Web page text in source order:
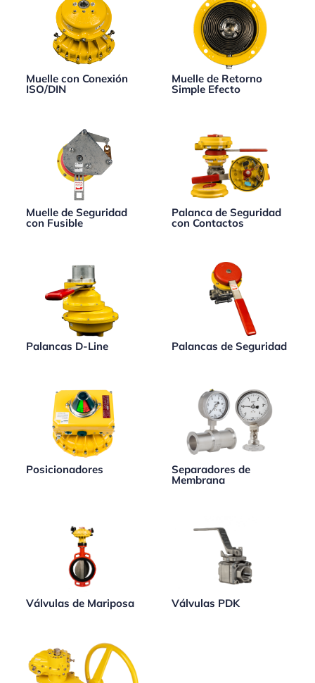
Muelle con Conexión
ISO/DIN
Muelle de Retorno
Simple Efecto
Muelle de Seguridad
con Fusible
Palanca de Seguridad
con Contactos
Palancas D-Line Palancas de Seguridad
Posicionadores Separadores de
Membrana
Válvulas de Mariposa Válvulas PDK